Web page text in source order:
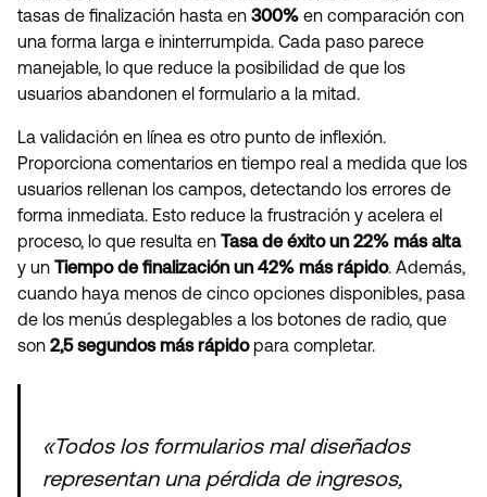
tasas de finalización hasta en 300% en comparación con
una forma larga e ininterrumpida. Cada paso parece
manejable, lo que reduce la posibilidad de que los
usuarios abandonen el formulario a la mitad.
La validación en línea es otro punto de inflexión.
Proporciona comentarios en tiempo real a medida que los
usuarios rellenan los campos, detectando los errores de
forma inmediata. Esto reduce la frustración y acelera el
proceso, lo que resulta en Tasa de éxito un 22% más alta
y un Tiempo de finalización un 42% más rápido. Además,
cuando haya menos de cinco opciones disponibles, pasa
de los menús desplegables a los botones de radio, que
son 2,5 segundos más rápidopara completar.
«Todos los formularios mal diseñados
representan una pérdida de ingresos,